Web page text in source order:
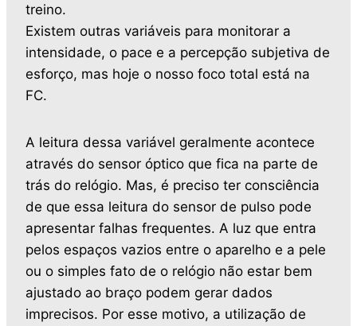
treino.
Existem outras variáveis para monitorar a
intensidade, o pace e a percepção subjetiva de
esforço, mas hoje o nosso foco total está na
FC.
A leitura dessa variável geralmente acontece
através do sensor óptico que fica na parte de
trás do relógio. Mas, é preciso ter consciência
de que essa leitura do sensor de pulso pode
apresentar falhas frequentes. A luz que entra
pelos espaços vazios entre o aparelho e a pele
ou o simples fato de o relógio não estar bem
ajustado ao braço podem gerar dados
imprecisos. Por esse motivo, a utilização de